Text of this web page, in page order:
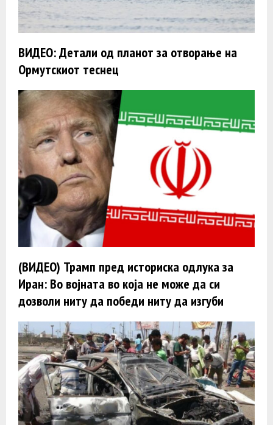
ВИДЕО: Детали од планот за отворање на
Ормутскиот теснец
(ВИДЕО) Трамп пред историска одлука за
Иран: Во војната во која не може да си
дозволи ниту да победи ниту да изгуби